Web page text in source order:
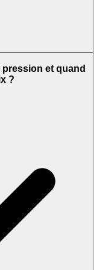
et quand
?